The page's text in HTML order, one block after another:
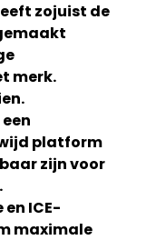
zojuist de
merk.
platform
zijn voor
ICE-
maximale